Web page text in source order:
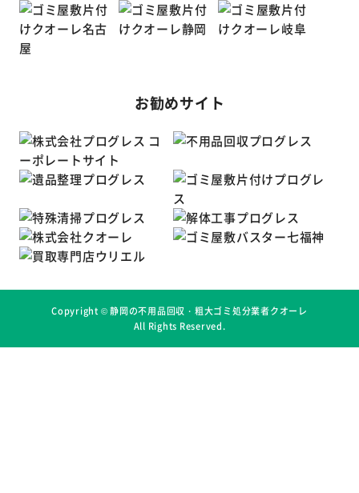
お勧めサイト
Copyright ©静岡の不用品回収・粗大ゴミ処分業者クオーレ
All Rights Reserved.